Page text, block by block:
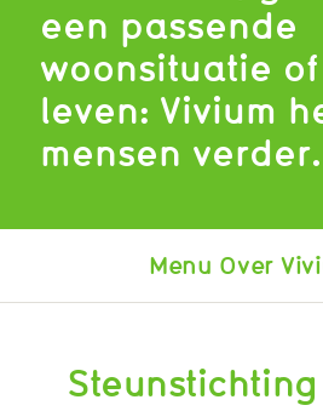
een passende
woonsituatie
leven: Vivium
mensen verder.
Over